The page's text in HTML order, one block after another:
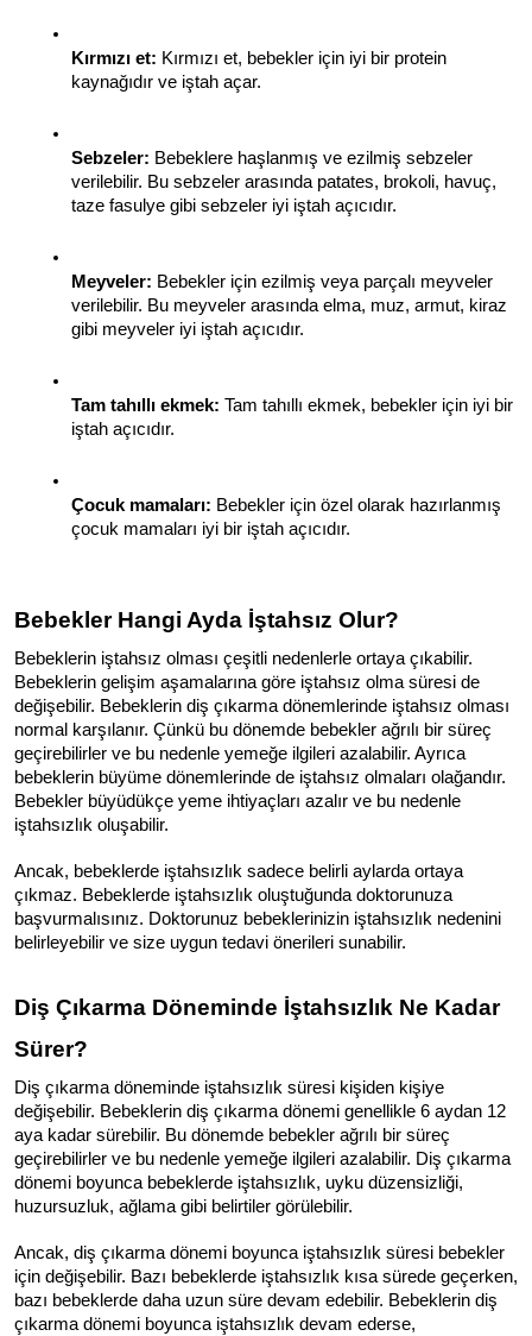
Kırmızı et: Kırmızı et, bebekler için iyi bir protein
kaynağıdır ve iştah açar.
Sebzeler: Bebeklere haşlanmış ve ezilmiş sebzeler
verilebilir. Bu sebzeler arasında patates, brokoli, havuç,
taze fasulye gibi sebzeler iyi iştah açıcıdır.
Meyveler: Bebekler için ezilmiş veya parçalı meyveler
verilebilir. Bu meyveler arasında elma, muz, armut, kiraz
gibi meyveler iyi iştah açıcıdır.
Tam tahıllı ekmek: Tam tahıllı ekmek, bebekler için iyi bir
iştah açıcıdır.
Çocuk mamaları: Bebekler için özel olarak hazırlanmış
çocuk mamaları iyi bir iştah açıcıdır.
Bebekler Hangi Ayda İştahsız Olur?
Bebeklerin iştahsız olması çeşitli nedenlerle ortaya çıkabilir.
Bebeklerin gelişim aşamalarına göre iştahsız olma süresi de
değişebilir. Bebeklerin diş çıkarma dönemlerinde iştahsız olması
normal karşılanır. Çünkü bu dönemde bebekler ağrılı bir süreç
geçirebilirler ve bu nedenle yemeğe ilgileri azalabilir. Ayrıca
bebeklerin büyüme dönemlerinde de iştahsız olmaları olağandır.
Bebekler büyüdükçe yeme ihtiyaçları azalır ve bu nedenle
iştahsızlık oluşabilir.
Ancak, bebeklerde iştahsızlık sadece belirli aylarda ortaya
çıkmaz. Bebeklerde iştahsızlık oluştuğunda doktorunuza
başvurmalısınız. Doktorunuz bebeklerinizin iştahsızlık nedenini
belirleyebilir ve size uygun tedavi önerileri sunabilir.
Diş Çıkarma Döneminde İştahsızlık Ne Kadar
Sürer?
Diş çıkarma döneminde iştahsızlık süresi kişiden kişiye
değişebilir. Bebeklerin diş çıkarma dönemi genellikle 6 aydan 12
aya kadar sürebilir. Bu dönemde bebekler ağrılı bir süreç
geçirebilirler ve bu nedenle yemeğe ilgileri azalabilir. Diş çıkarma
dönemi boyunca bebeklerde iştahsızlık, uyku düzensizliği,
huzursuzluk, ağlama gibi belirtiler görülebilir.
Ancak, diş çıkarma dönemi boyunca iştahsızlık süresi bebekler
için değişebilir. Bazı bebeklerde iştahsızlık kısa sürede geçerken,
bazı bebeklerde daha uzun süre devam edebilir. Bebeklerin diş
çıkarma dönemi boyunca iştahsızlık devam ederse,